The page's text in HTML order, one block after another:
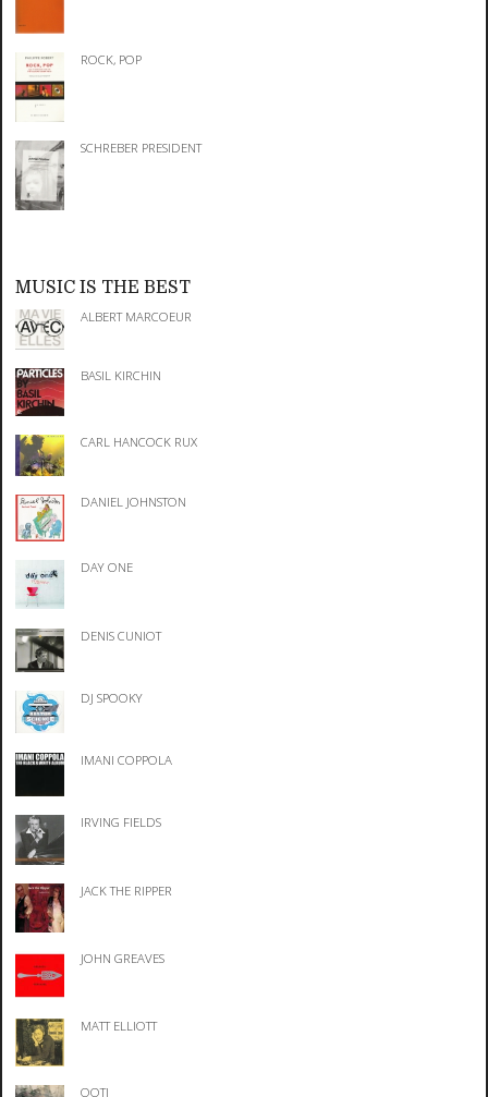
ROCK, POP
SCHREBER PRESIDENT
MUSIC IS THE BEST
ALBERT MARCOEUR
BASIL KIRCHIN
CARL HANCOCK RUX
DANIEL JOHNSTON
DAY ONE
DENIS CUNIOT
DJ SPOOKY
IMANI COPPOLA
IRVING FIELDS
JACK THE RIPPER
JOHN GREAVES
MATT ELLIOTT
OOTI